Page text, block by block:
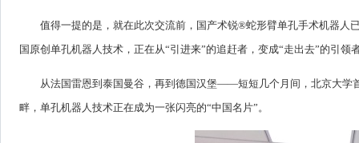
值得一提的是，就在此次交流前，国产术锐®蛇形臂单孔手术机器人
国原创单孔机器人技术，正在从“引进来”的追赶者，变成“走出去”的引领
从法国雷恩到泰国曼谷，再到德国汉堡——短短几个月间，北京大学
畔，单孔机器人技术正在成为一张闪亮的“中国名片”。